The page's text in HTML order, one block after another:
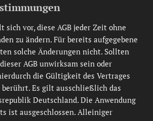
sich vor, diese AGB jeder Zeit ohne
zu ändern. Für bereits aufgegebene
solche Änderungen nicht. Sollten
AGB unwirksam sein oder
die Gültigkeit des Vertrages
Es gilt ausschließlich das
Deutschland. Die Anwendung
ist ausgeschlossen. Alleiniger